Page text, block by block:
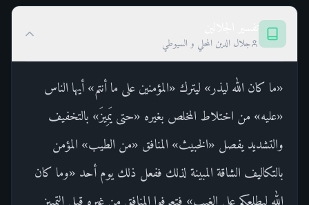
جلال الدين المحلي و السيوطي
«ما كان الله ليذر» ليترك «المؤمنين على ما أنتم» أيها الناس
«عليه» من اختلاط المخلص بغيره «حتى يَمِيزَ» بالتخفيف
والتشديد يفصل «الخبيث» المنافق «من الطيب» المؤمن
بالتكاليف الشاقة المبينة لذلك ففعل ذلك يوم أحد «وما كان
الله ليطلعكم على الغيب» فتعرفوا المنافق من غيره قبل التمييز